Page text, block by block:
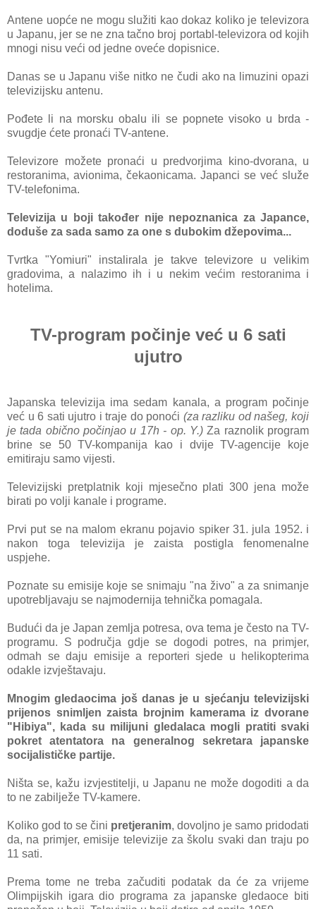
Antene uopće ne mogu služiti kao dokaz koliko je televizora
u Japanu, jer se ne zna tačno broj portabl-televizora od kojih
mnogi nisu veći od jedne oveće dopisnice.
Danas se u Japanu više nitko ne čudi ako na limuzini opazi
televizijsku antenu.
Pođete li na morsku obalu ili se popnete visoko u brda -
svugdje ćete pronaći TV-antene.
Televizore možete pronaći u predvorjima kino-dvorana, u
restoranima, avionima, čekaonicama. Japanci se već služe
TV-telefonima.
Televizija u boji također nije nepoznanica za Japance,
doduše za sada samo za one s dubokim džepovima...
Tvrtka "Yomiuri" instalirala je takve televizore u velikim
gradovima, a nalazimo ih i u nekim većim restoranima i
hotelima.
TV-program počinje već u 6 sati
ujutro
Japanska televizija ima sedam kanala, a program počinje
već u 6 sati ujutro i traje do ponoći (za razliku od našeg, koji
je tada obično počinjao u 17h - op. Y.)Za raznolik program
brine se 50 TV-kompanija kao i dvije TV-agencije koje
emitiraju samo vijesti.
Televizijski pretplatnik koji mjesečno plati 300 jena može
birati po volji kanale i programe.
Prvi put se na malom ekranu pojavio spiker 31. jula 1952. i
nakon toga televizija je zaista postigla fenomenalne
uspjehe.
Poznate su emisije koje se snimaju "na živo" a za snimanje
upotrebljavaju se najmodernija tehnička pomagala.
Budući da je Japan zemlja potresa, ova tema je često na TV-
programu. S područja gdje se dogodi potres, na primjer,
odmah se daju emisije a reporteri sjede u helikopterima
odakle izvještavaju.
Mnogim gledaocima još danas je u sjećanju televizijski
prijenos snimljen zaista brojnim kamerama iz dvorane
"Hibiya", kada su milijuni gledalaca mogli pratiti svaki
pokret atentatora na generalnog sekretara japanske
socijalističke partije.
Ništa se, kažu izvjestitelji, u Japanu ne može dogoditi a da
to ne zabilježe TV-kamere.
Koliko god to se čini pretjeranim, dovoljno je samo pridodati
da, na primjer, emisije televizije za školu svaki dan traju po
11 sati.
Prema tome ne treba začuditi podatak da će za vrijeme
Olimpijskih igara dio programa za japanske gledaoce biti